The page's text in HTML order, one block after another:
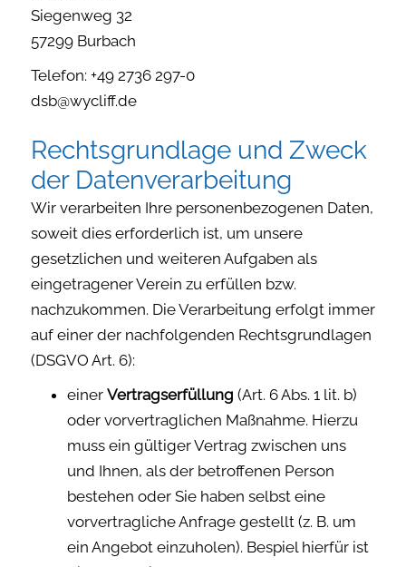
Siegenweg 32
57299 Burbach
Telefon: +49 2736 297-0
dsb@wycliff.de
Rechtsgrundlage und Zweck
der Datenverarbeitung
Wir verarbeiten Ihre personenbezogenen Daten,
soweit dies erforderlich ist, um unsere
gesetzlichen und weiteren Aufgaben als
eingetragener Verein zu erfüllen bzw.
nachzukommen. Die Verarbeitung erfolgt immer
auf einer der nachfolgenden Rechtsgrundlagen
(DSGVO Art. 6):
einer Vertragserfüllung (Art. 6 Abs. 1 lit. b)
oder vorvertraglichen Maßnahme. Hierzu
muss ein gültiger Vertrag zwischen uns
und Ihnen, als der betroffenen Person
bestehen oder Sie haben selbst eine
vorvertragliche Anfrage gestellt (z. B. um
ein Angebot einzuholen). Bespiel hierfür ist